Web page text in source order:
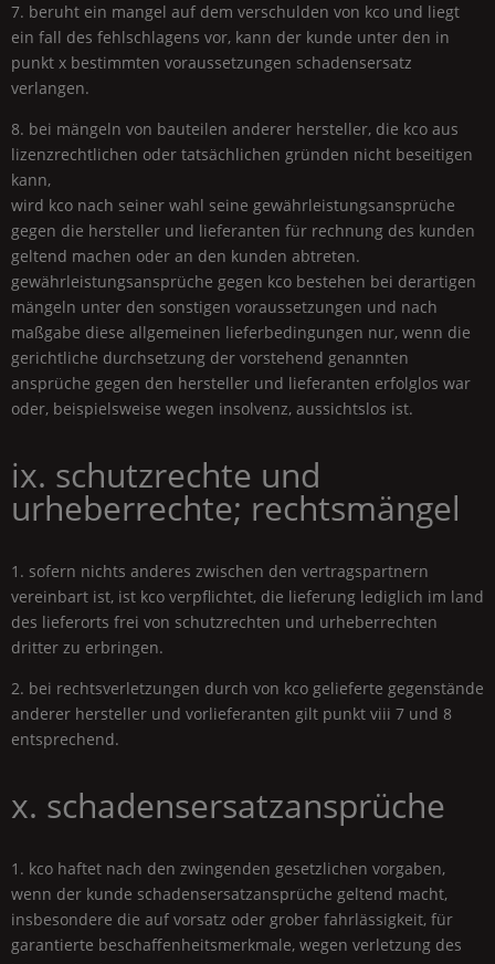
7. beruht ein mangel auf dem verschulden von kco und liegt
ein fall des fehlschlagens vor, kann der kunde unter den in
punkt x bestimmten voraussetzungen schadensersatz
verlangen.
8. bei mängeln von bauteilen anderer hersteller, die kco aus
lizenzrechtlichen oder tatsächlichen gründen nicht beseitigen
kann,
wird kco nach seiner wahl seine gewährleistungsansprüche
gegen die hersteller und lieferanten für rechnung des kunden
geltend machen oder an den kunden abtreten.
gewährleistungsansprüche gegen kco bestehen bei derartigen
mängeln unter den sonstigen voraussetzungen und nach
maßgabe diese allgemeinen lieferbedingungen nur, wenn die
gerichtliche durchsetzung der vorstehend genannten
ansprüche gegen den hersteller und lieferanten erfolglos war
oder, beispielsweise wegen insolvenz, aussichtslos ist.
ix. schutzrechte und
urheberrechte; rechtsmängel
1. sofern nichts anderes zwischen den vertragspartnern
vereinbart ist, ist kco verpflichtet, die lieferung lediglich im land
des lieferorts frei von schutzrechten und urheberrechten
dritter zu erbringen.
2. bei rechtsverletzungen durch von kco gelieferte gegenstände
anderer hersteller und vorlieferanten gilt punkt viii 7 und 8
entsprechend.
x. schadensersatzansprüche
1. kco haftet nach den zwingenden gesetzlichen vorgaben,
wenn der kunde schadensersatzansprüche geltend macht,
insbesondere die auf vorsatz oder grober fahrlässigkeit, für
garantierte beschaffenheitsmerkmale, wegen verletzung des